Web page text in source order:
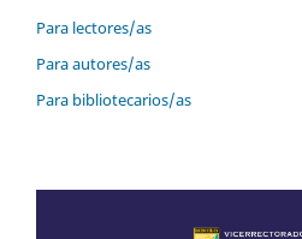
Para lectores/as
Para autores/as
Para bibliotecarios/as